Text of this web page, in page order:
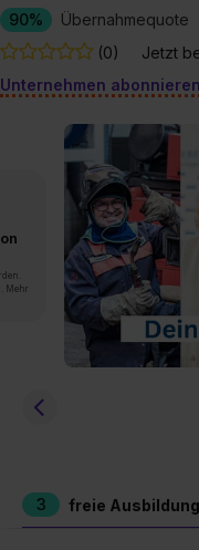
90%
Übernahmequote
(0)
Jetzt
Unternehmen abonnieren
Mehr
3 freie